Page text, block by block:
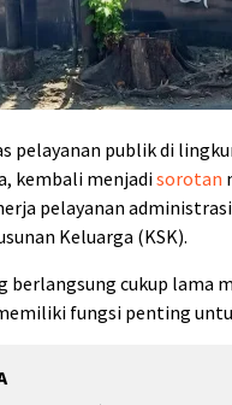
pelayanan publik di
kembali menjadisorotan
pelayanan
Keluarga (KSK).
berlangsung cukup lama
fungsi penting